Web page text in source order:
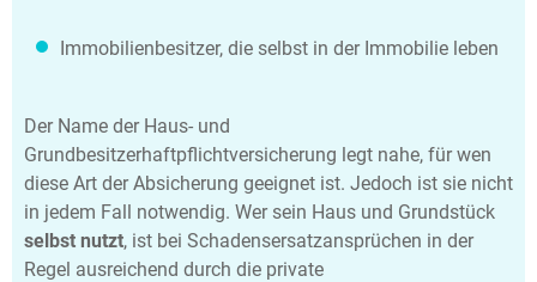
Immobilienbesitzer, die selbst in der Immobilie leben
Der Name der Haus- und
Grundbesitzerhaftpflichtversicherung legt nahe, für wen
diese Art der Absicherung geeignet ist. Jedoch ist sie nicht
in jedem Fall notwendig. Wer sein Haus und Grundstück
selbst nutzt, ist bei Schadensersatzansprüchen in der
Regel ausreichend durch die private